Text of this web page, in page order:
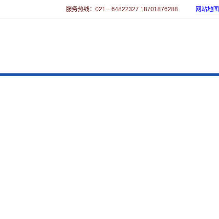
服务热线：021－64822327 18701876288 网站地图